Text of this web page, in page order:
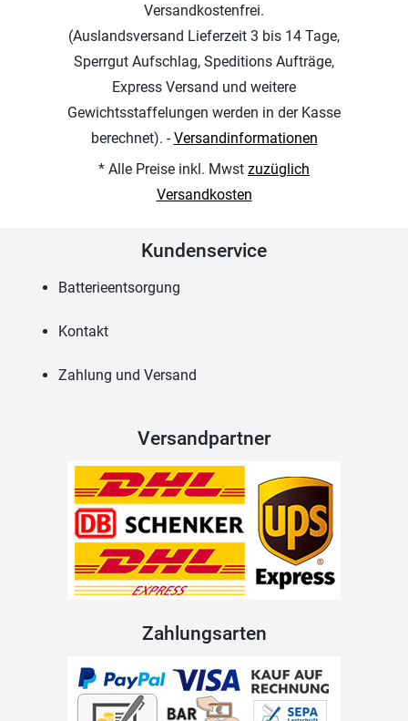
Versandkostenfrei.
(Auslandsversand Lieferzeit 3 bis 14 Tage,
Sperrgut Aufschlag, Speditions Aufträge,
Express Versand und weitere
Gewichtsstaffelungen werden in der Kasse
berechnet). -Versandinformationen
* Alle Preise inkl. Mwst zuzüglich
Versandkosten
Kundenservice
Batterieentsorgung
Kontakt
Zahlung und Versand
Versandpartner
Zahlungsarten